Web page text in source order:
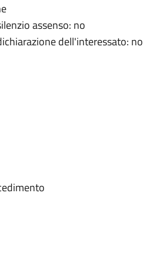
assenso: no
dell'interessato: no